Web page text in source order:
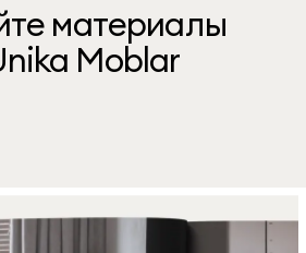
материалы
Moblar